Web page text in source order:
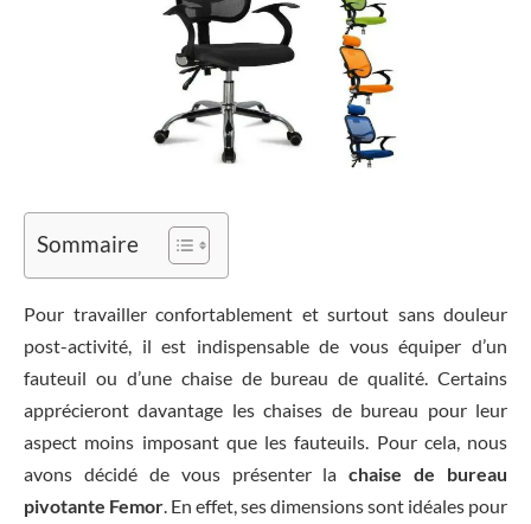
Sommaire
Pour travailler confortablement et surtout sans douleur
post-activité, il est indispensable de vous équiper d’un
fauteuil ou d’une chaise de bureau de qualité. Certains
apprécieront davantage les chaises de bureau pour leur
aspect moins imposant que les fauteuils. Pour cela, nous
avons décidé de vous présenter lachaise de bureau
pivotante Femor . En effet, ses dimensions sont idéales pour